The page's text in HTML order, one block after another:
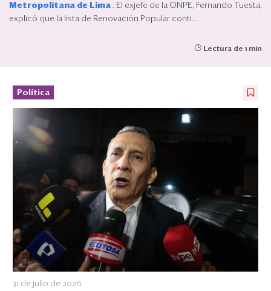
Metropolitana de Lima
. El exjefe de la ONPE, Fernando Tuesta,
explicó que la lista de Renovación Popular conti...
Lectura de 1 min
Política
31 de julio de 2026